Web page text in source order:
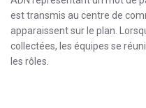
est transmis au centre de
apparaissent sur le plan.
collectées, les équipes se
les rôles.